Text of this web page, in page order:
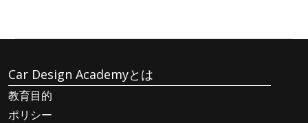
Car Design Academyとは
教育目的
ポリシー